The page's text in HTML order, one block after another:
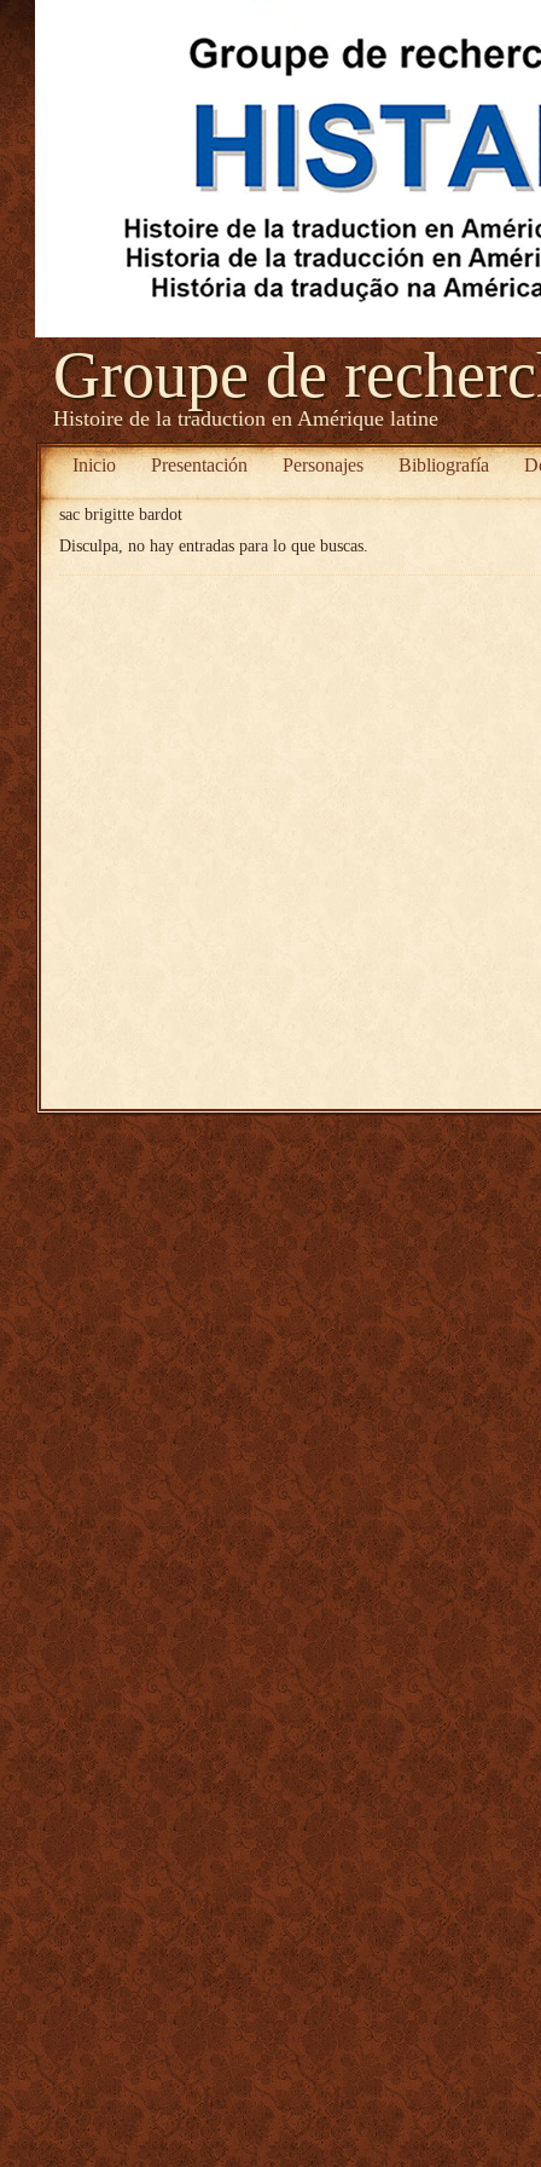
Groupe de
Histoire de la traduction en Amérique latine
Inicio Presentación Personajes Bibliografía
sac brigitte bardot
Disculpa, no hay entradas para lo que buscas.